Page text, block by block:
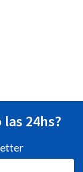
24hs?